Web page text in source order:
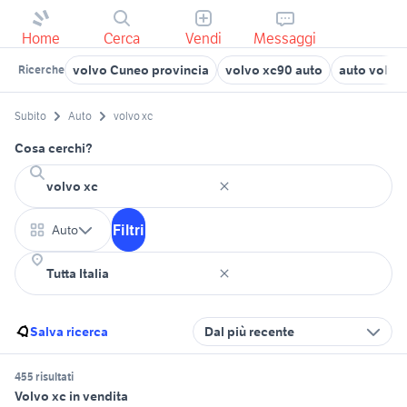
Home Cerca Vendi Messaggi
Ricerche volvo Cuneo provincia volvo xc90 auto auto volvo
Subito Auto volvo xc
Cosa cerchi?
Auto Filtri
Salva ricerca Dal più recente
455 risultati
Volvo xc in vendita